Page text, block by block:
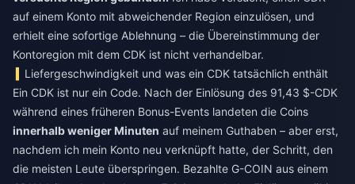
auf einem Konto mit abweichender Region einzulösen, und
erhielt eine sofortige Ablehnung – die Übereinstimmung der
Kontoregion mit dem CDK ist nicht verhandelbar.
Liefergeschwindigkeit und was ein CDK tatsächlich enthält
Ein CDK ist nur ein Code. Nach der Einlösung des 91,43 $-CDK
während eines früheren Bonus-Events landeten die Coins
innerhalb weniger Minuten auf meinem Guthaben – aber erst,
nachdem ich mein Konto neu verknüpft hatte, der Schritt, den
die meisten Leute überspringen. Bezahlte G-COIN aus einem